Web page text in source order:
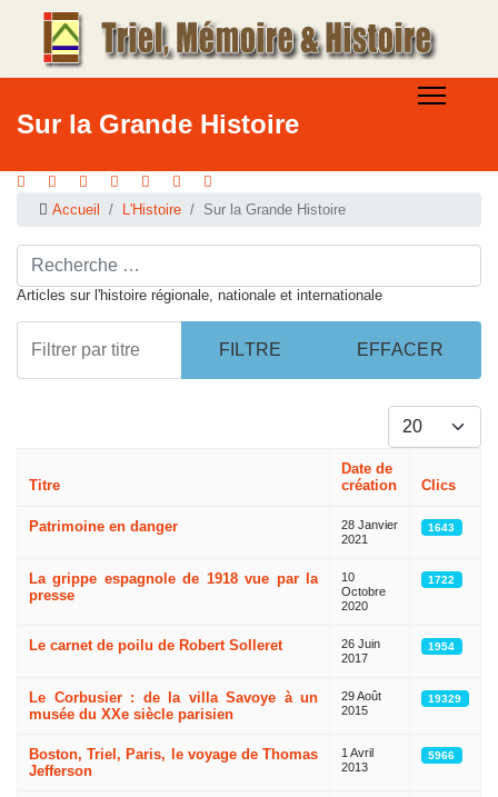
Sur la Grande Histoire
Accueil L'Histoire Sur la Grande Histoire
Rechercher ...
Articles sur l'histoire régionale, nationale et internationale
Filtrer par titre
FILTRE EFFACER
Afficher #
Titre
Date de
création
Clics
Patrimoine en danger
28 Janvier
2021
1643
La grippe espagnole de 1918 vue par la
presse
10
Octobre
2020
1722
Le carnet de poilu de Robert Solleret
26 Juin
2017
1954
Le Corbusier : de la villa Savoye à un
musée du XXe siècle parisien
29 Août
2015
19329
Boston, Triel, Paris, le voyage de Thomas
Jefferson
1 Avril
2013
5966